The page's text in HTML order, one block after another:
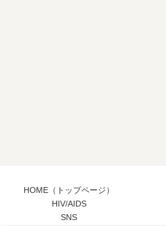
HOME（トップページ）
HIV/AIDS
SNS